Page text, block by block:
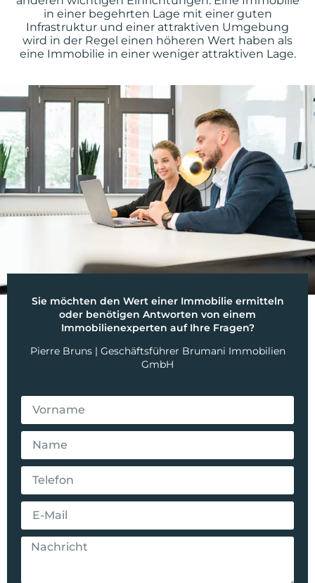
in einer begehrten Lage mit einer guten
Infrastruktur und einer attraktiven Umgebung
wird in der Regel einen höheren Wert haben als
eine Immobilie in einer weniger attraktiven Lage.
Sie möchten den Wert einer Immobilie ermitteln
oder benötigen Antworten von einem
Immobilienexperten auf Ihre Fragen?
Pierre Bruns | Geschäftsführer Brumani Immobilien
GmbH